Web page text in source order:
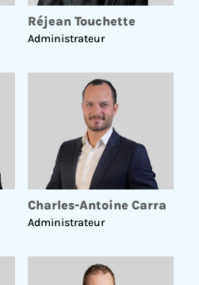
Réjean Touchette
Administrateur
Charles-Antoine Carra
Administrateur